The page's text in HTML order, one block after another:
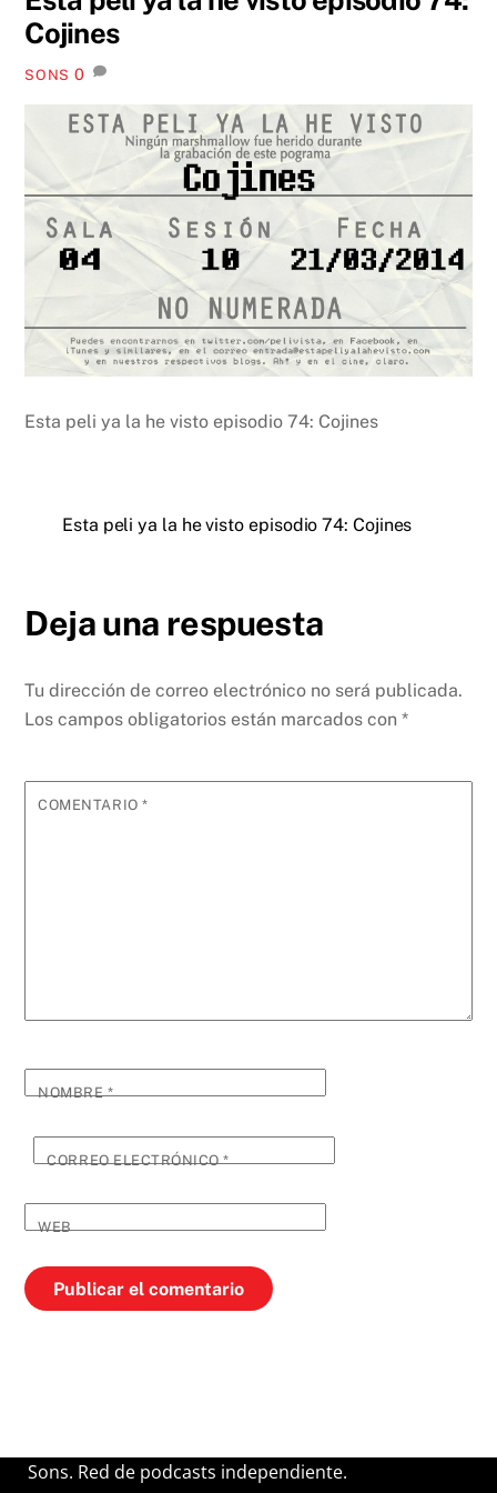
Cojines
SONS 0
Esta peli ya la he visto episodio 74: Cojines
Esta peli ya la he visto episodio 74: Cojines
Deja una respuesta
Tu dirección de correo electrónico no será publicada.
Los campos obligatorios están marcados con*
COMENTARIO*
NOMBRE*
CORREO ELECTRÓNICO*
WEB
Sons. Red de podcasts independiente.